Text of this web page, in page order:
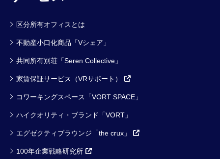
区分所有オフィスとは
不動産小口化商品「Vシェア」
共同所有別荘「Seren Collective」
家賃保証サービス（VRサポート）
コワーキングスペース「VORT SPACE」
ハイクオリティ・ブランド「VORT」
エグゼクティブラウンジ「the crux」
100年企業戦略研究所